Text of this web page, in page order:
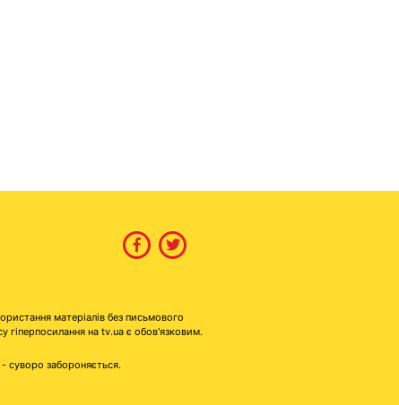
матеріалів без письмового
на tv.ua є обов'язковим.
- суворо забороняється.